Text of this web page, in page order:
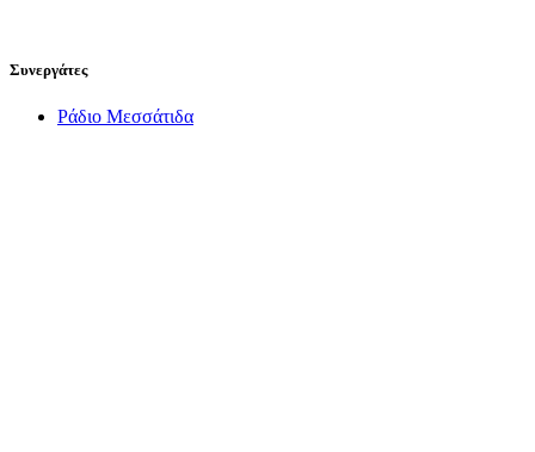
Συνεργάτες
Ράδιο Μεσσάτιδα